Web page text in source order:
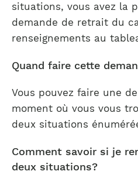
situations, vous avez la
demande de retrait du
renseignements au
Quand faire cette
Vous pouvez faire une
moment où vous vous
deux situations
Comment savoir si je
deux situations?